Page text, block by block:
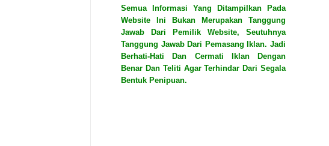
Semua Informasi Yang Ditampilkan Pada
Website Ini Bukan Merupakan Tanggung
Jawab Dari Pemilik Website, Seutuhnya
Tanggung Jawab Dari Pemasang Iklan. Jadi
Berhati-Hati Dan Cermati Iklan Dengan
Benar Dan Teliti Agar Terhindar Dari Segala
Bentuk Penipuan.